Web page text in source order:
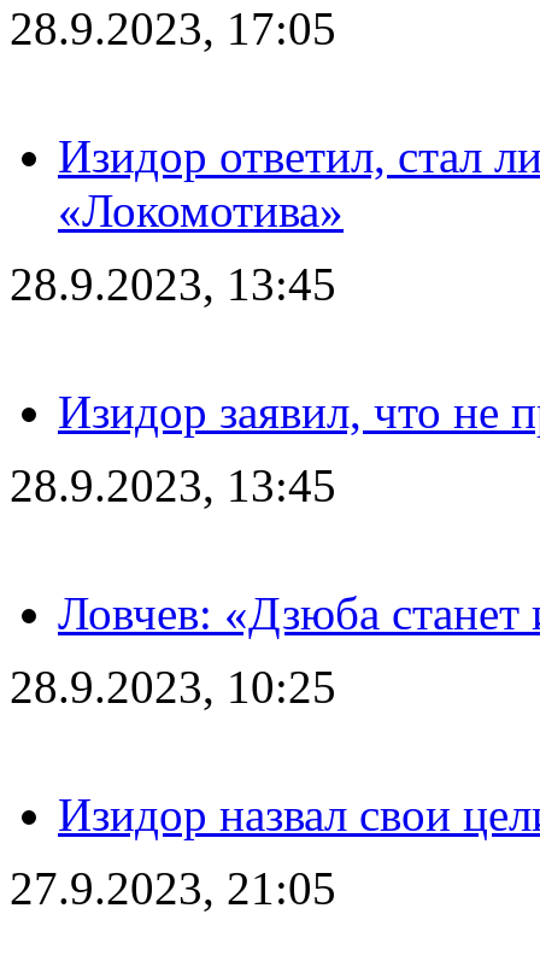
28.9.2023, 17:05
Изидор ответил, стал
«Локомотива»
28.9.2023, 13:45
Изидор заявил, что не
28.9.2023, 13:45
Ловчев: «Дзюба станет
28.9.2023, 10:25
Изидор назвал свои
27.9.2023, 21:05